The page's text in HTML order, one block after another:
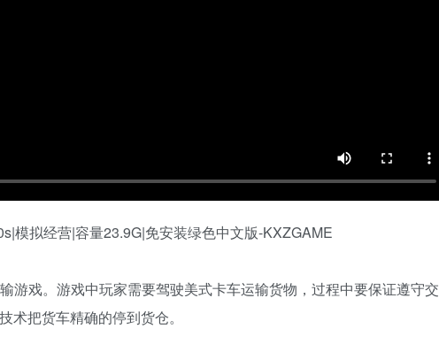
游戏。游戏中玩家需要驾驶美式卡车运输货物，过程中要保证遵守交
把货车精确的停到货仓。